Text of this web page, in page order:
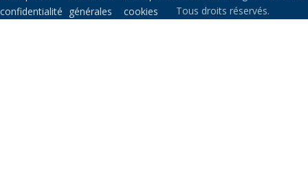
confidentialité générales
cookies
Tous droits réservés.